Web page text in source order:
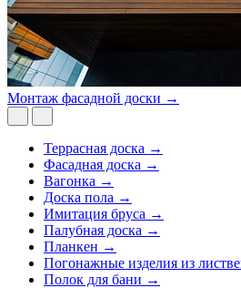
Монтаж фасадной доски →
Террасная доска →
Фасадная доска →
Вагонка →
Доска пола →
Имитация бруса →
Палубная доска →
Планкен →
Погонажные изделия из
Полок для бани →